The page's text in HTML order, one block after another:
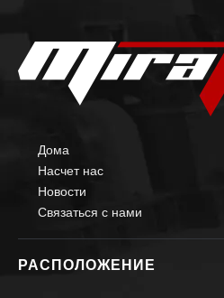
Дома
Насчет нас
Новости
Связаться с нами
РАСПОЛОЖЕНИЕ